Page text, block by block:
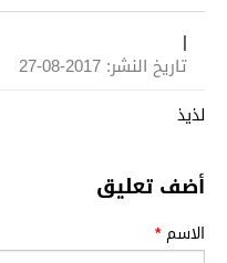
|
تاريخ النشر: 2017-08-27
لذيذ
أضف تعليق
الاسم*